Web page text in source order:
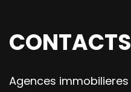
CONTACTS
Agences immobilieres